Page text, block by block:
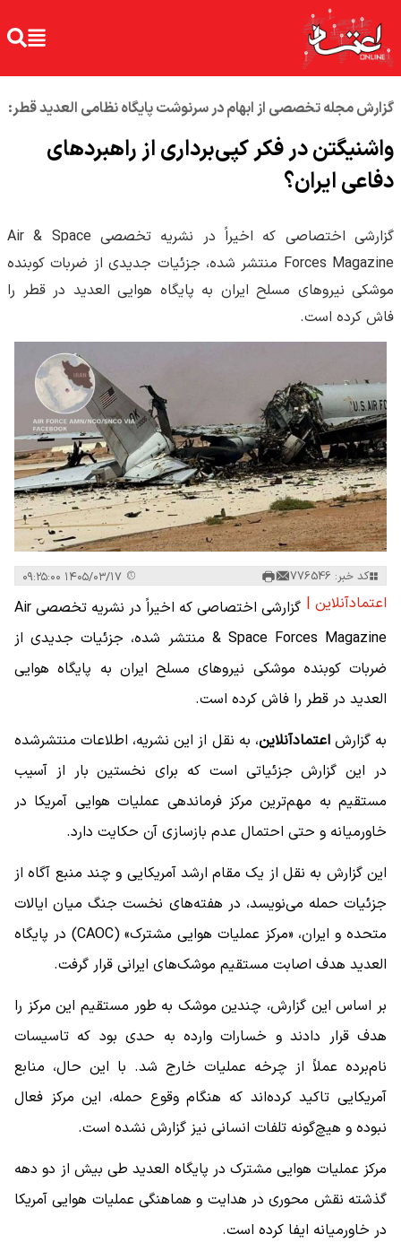
گزارش مجله تخصصی از ابهام در سرنوشت پایگاه نظامی العدید قطر:
واشنیگتن در فکر کپی‌برداری از راهبردهای
دفاعی ایران؟
گزارشی اختصاصی که اخیراً در نشریه تخصصی Air & Space
Forces Magazine منتشر شده، جزئیات جدیدی از ضربات کوبنده
موشکی نیروهای مسلح ایران به پایگاه هوایی العدید در قطر را
فاش کرده است.
کد خبر: 776546
اعتمادآنلاین |
گزارشی اختصاصی که اخیراً در نشریه تخصصی Air
& Space Forces Magazine منتشر شده، جزئیات جدیدی از
ضربات کوبنده موشکی نیروهای مسلح ایران به پایگاه هوایی
العدید در قطر را فاش کرده است.
به گزارشاعتمادآنلاین، به نقل از این نشریه، اطلاعات منتشرشده
در این گزارش جزئیاتی است که برای نخستین بار از آسیب
مستقیم به مهم‌ترین مرکز فرماندهی عملیات هوایی آمریکا در
خاورمیانه و حتی احتمال عدم بازسازی آن حکایت دارد.
این گزارش به نقل از یک مقام ارشد آمریکایی و چند منبع آگاه از
جزئیات حمله می‌نویسد، در هفته‌های نخست جنگ میان ایالات
متحده و ایران، «مرکز عملیات هوایی مشترک» (CAOC) در پایگاه
العدید هدف اصابت مستقیم موشک‌های ایرانی قرار گرفت.
بر اساس این گزارش، چندین موشک به طور مستقیم این مرکز را
هدف قرار دادند و خسارات وارده به حدی بود که تاسیسات
نام‌برده عملاً از چرخه عملیات خارج شد. با این حال، منابع
آمریکایی تاکید کرده‌اند که هنگام وقوع حمله، این مرکز فعال
نبوده و هیچ‌گونه تلفات انسانی نیز گزارش نشده است.
مرکز عملیات هوایی مشترک در پایگاه العدید طی بیش از دو دهه
گذشته نقش محوری در هدایت و هماهنگی عملیات‌ هوایی آمریکا
در خاورمیانه ایفا کرده است.